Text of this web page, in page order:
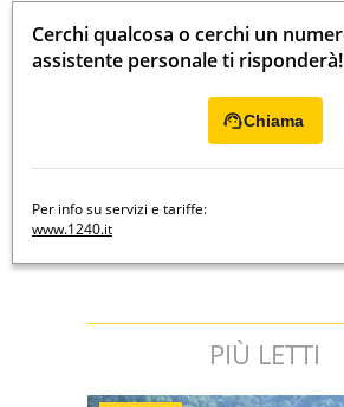
Cerchi qualcosa o cerchi un
assistente personale ti risponderà!
Chiama
Per info su servizi e tariffe:
www.1240.it
PIÙ LETTI